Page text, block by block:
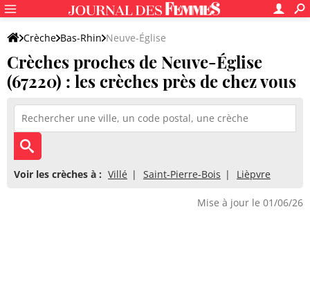
Crèche Bas-Rhin Neuve-Église
Crèches proches de Neuve-Église
(67220) : les crèches près de chez vous
Voir les crèches à : Villé Saint-Pierre-Bois Lièpvre
Mise à jour le 01/06/26